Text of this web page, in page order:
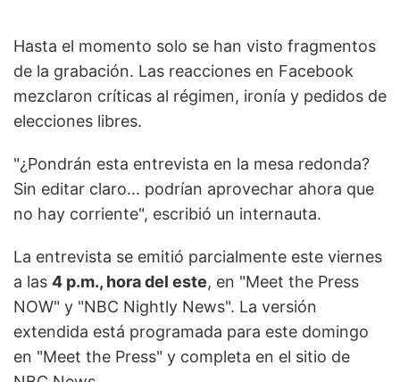
Hasta el momento solo se han visto fragmentos
de la grabación. Las reacciones en Facebook
mezclaron críticas al régimen, ironía y pedidos de
elecciones libres.
"¿Pondrán esta entrevista en la mesa redonda?
Sin editar claro... podrían aprovechar ahora que
no hay corriente", escribió un internauta.
La entrevista se emitió parcialmente este viernes
a las 4 p.m., hora del este, en "Meet the Press
NOW" y "NBC Nightly News". La versión
extendida está programada para este domingo
en "Meet the Press" y completa en el sitio de